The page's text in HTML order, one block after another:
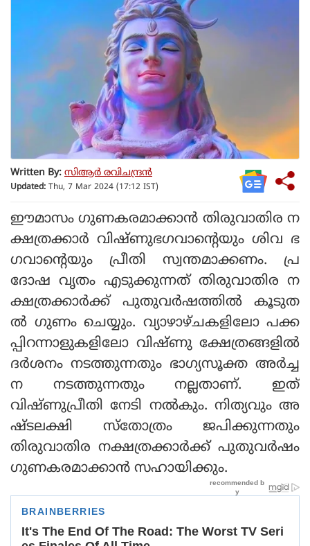
Written By: സിആര്‍ രവിചന്ദ്രന്‍
Updated: Thu, 7 Mar 2024 (17:12 IST)
ഈമാസം ഗുണകരമാക്കാന്‍ തിരുവാതിര ന
ക്ഷത്രക്കാര്‍ വിഷ്ണുഭഗവാന്റെയും ശിവ ഭ
ഗവാന്റെയും പ്രീതി സ്വന്തമാക്കണം. പ്ര
ദോഷ വൃതം എടുക്കുന്നത് തിരുവാതിര ന
ക്ഷത്രക്കാര്‍ക്ക് പുതുവര്‍ഷത്തില്‍ കൂടുത
ല്‍ ഗുണം ചെയ്യും. വ്യാഴാഴ്ചകളിലോ പക്ക
പ്പിറന്നാളുകളിലോ വിഷ്ണു ക്ഷേത്രങ്ങളില്‍
ദര്‍ശനം നടത്തുന്നതും ഭാഗ്യസൂക്ത അര്‍ച്ച
ന നടത്തുന്നതും നല്ലതാണ്. ഇത്
വിഷ്ണുപ്രീതി നേടി നല്‍കും. നിത്യവും അ
ഷ്ടലക്ഷി സ്‌തോത്രം ജപിക്കുന്നതും
തിരുവാതിര നക്ഷത്രക്കാര്‍ക്ക് പുതുവര്‍ഷം
ഗുണകരമാക്കാന്‍ സഹായിക്കും.